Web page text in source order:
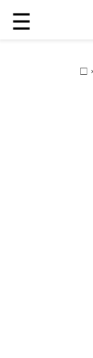
☰
□